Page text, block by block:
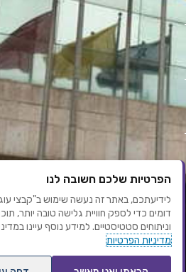
הפרטיות שלכם חשובה לנו
דומים כדי לספק חוויית גלישה טובה יותר,
וניתוחים סטטיסטיים. למידע נוסף עיינו
מדיניות הפרטיות